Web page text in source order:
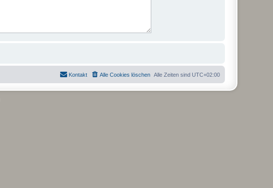
Alle Zeiten sind UTC+02:00
Alle Cookies löschen
Kontakt